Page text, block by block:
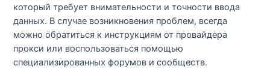
который требует внимательности и точности ввода
данных. В случае возникновения проблем, всегда
можно обратиться к инструкциям от провайдера
прокси или воспользоваться помощью
специализированных форумов и сообществ.